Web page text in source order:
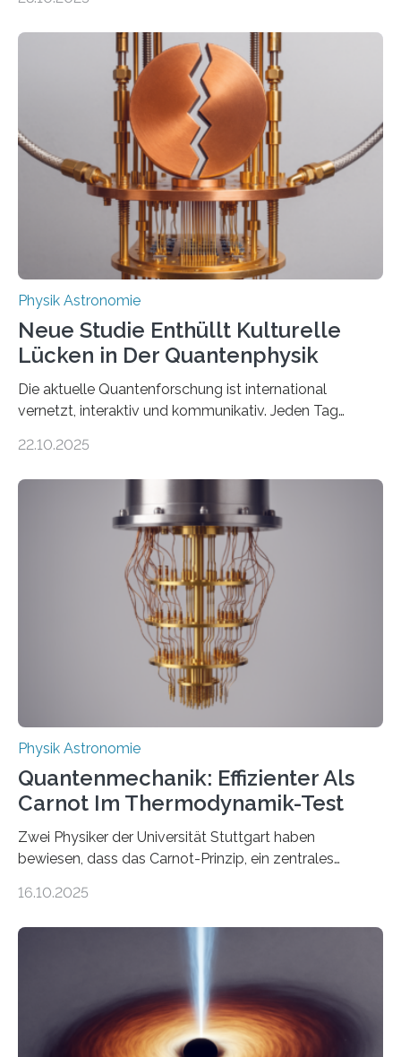
fundamentalen Physik nachzugehen. Thorium-
Messungen verwenden. Das hatte man jahrzehntelang
vermutet, weltweit war nach den passenden
Atomkern-Zuständen gesucht worden, 2024 gelang
einem Team der TU Wien mit Unterstützung
internationaler Partner der entscheidende Durchbruch:
Der lange diskutierte Thorium-Kernübergang wurde
gefunden. Kurz darauf konnte man zeigen, dass sich
Thorium tatsächlich nutzen lässt, um hochpräzise…
Physik Astronomie
Neue Studie Enthüllt Kulturelle
Lücken in Der Quantenphysik
Die aktuelle Quantenforschung ist international
vernetzt, interaktiv und kommunikativ. Jeden Tag
oft von Autor*innen, die eng zusammenarbeiten. Neue
werden schnell weiterentwickelt. Dies ist der Alltag in
der Forschung der Quantentheorie, die dieses Jahr 100
Jahre alt geworden ist, weshalb die UNESCO 2025 zum
Internationalen Jahr der Quantenwissenschaft und -
technologie ausgerufen hat. Doch nun hat eine
internationale Forschungsgruppe um den
22.10.2025
Physik Astronomie
Quantenmechanik: Effizienter Als
Carnot Im Thermodynamik-Test
Zwei Physiker der Universität Stuttgart haben
bewiesen, dass das Carnot-Prinzip, ein zentrales
Größenordnung von Atomen gilt, deren physikalische
Quantenmotoren voranbringen. Das
Wissenschaftsjournal Science Advances veröffentlichte
die Herleitung. (DOI: 10.1126/sciadv.adw8462)
Verbrennungsmotoren oder Dampfturbinen sind
16.10.2025